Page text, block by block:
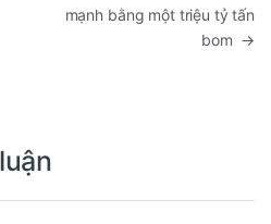
mạnh bằng một triệu tỷ tấn
bom →